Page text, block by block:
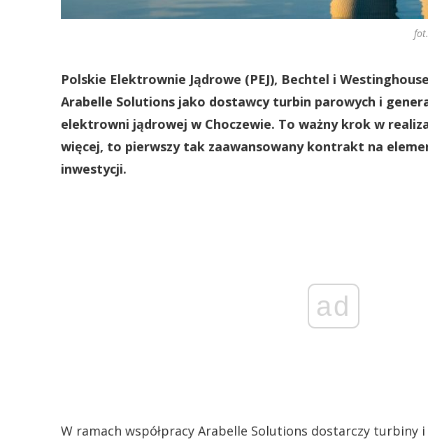
Polskie Elektrownie Jądrowe (PEJ), Bechtel i
Arabelle Solutions jako dostawcy turbin parowych i
elektrowni jądrowej w Choczewie. To ważny krok w
więcej, to pierwszy tak zaawansowany kontrakt na
inwestycji.
ad
W ramach współpracy Arabelle Solutions dostarczy